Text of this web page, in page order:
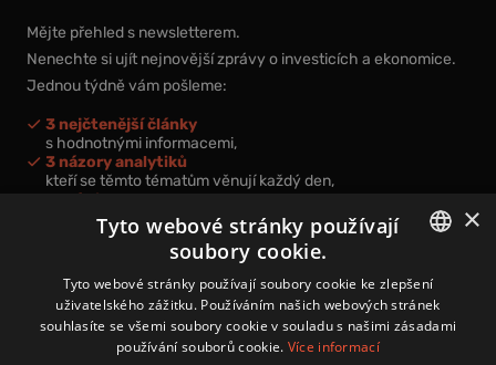
Mějte přehled s newsletterem.
Nenechte si ujít nejnovější zprávy o investicích a ekonomice.
Jednou týdně vám pošleme:
3 nejčtenější články
s hodnotnými informacemi,
3 názory analytiků
kteří se těmto tématům věnují každý den,
nová videa a podcasty
k prohloubení vašich znalostí.
Přihlášením k newsletteru vyjadřujete svůj souhlas spodmínkami
zpracování osobních údajů.
CZECH
×
Tyto webové stránky používají
soubory cookie.
Tyto webové stránky používají soubory cookie ke zlepšení
uživatelského zážitku. Používáním našich webových stránek
souhlasíte se všemi soubory cookie v souladu s našimi zásadami
používání souborů cookie. Více informací